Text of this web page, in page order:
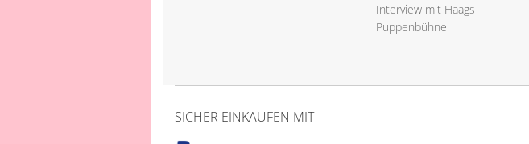
Interview mit Haags
Puppenbühne
SICHER EINKAUFEN MIT